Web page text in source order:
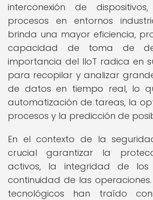
interconexión de
procesos en entornos
brinda una mayor eficiencia,
capacidad de toma de
importancia del IIoT radica en
para recopilar y analizar
de datos en tiempo real, lo
automatización de tareas, la
procesos y la predicción de
En el contexto de la
crucial garantizar la
activos, la integridad de
continuidad de las
tecnológicos han traído